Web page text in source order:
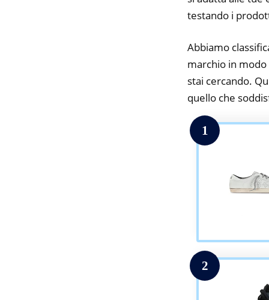
testando i
Abbiamo
marchio in
stai cercando.
quello che
1
2